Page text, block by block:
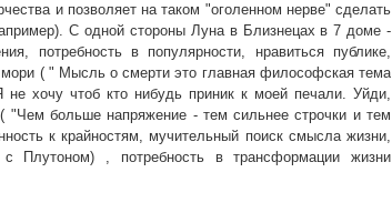
и позволяет на таком "оголенном нерве" сделать
С одной стороны Луна в Близнецах в 7 доме -
потребность в популярности, нравиться публике,
( " Мысль о смерти это главная философская тема
хочу чтоб кто нибудь приник к моей печали. Уйди,
"Чем больше напряжение - тем сильнее строчки и тем
к крайностям, мучительный поиск смысла жизни,
, потребность в трансформации жизни